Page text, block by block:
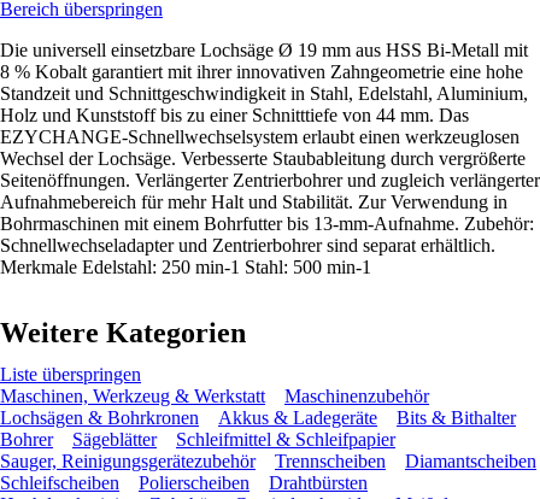
Bereich überspringen
Die universell einsetzbare Lochsäge Ø 19 mm aus HSS Bi-Metall mit
8 % Kobalt garantiert mit ihrer innovativen Zahngeometrie eine hohe
Standzeit und Schnittgeschwindigkeit in Stahl, Edelstahl, Aluminium,
Holz und Kunststoff bis zu einer Schnitttiefe von 44 mm. Das
EZYCHANGE-Schnellwechselsystem erlaubt einen werkzeuglosen
Wechsel der Lochsäge. Verbesserte Staubableitung durch vergrößerte
Seitenöffnungen. Verlängerter Zentrierbohrer und zugleich verlängerter
Aufnahmebereich für mehr Halt und Stabilität. Zur Verwendung in
Bohrmaschinen mit einem Bohrfutter bis 13-mm-Aufnahme. Zubehör:
Schnellwechseladapter und Zentrierbohrer sind separat erhältlich.
Merkmale Edelstahl: 250 min-1 Stahl: 500 min-1
Weitere Kategorien
Liste überspringen
Maschinen, Werkzeug & Werkstatt
Maschinenzubehör
Lochsägen & Bohrkronen
Akkus & Ladegeräte
Bits & Bithalter
Bohrer
Sägeblätter
Schleifmittel & Schleifpapier
Sauger, Reinigungsgerätezubehör
Trennscheiben
Diamantscheiben
Schleifscheiben
Polierscheiben
Drahtbürsten